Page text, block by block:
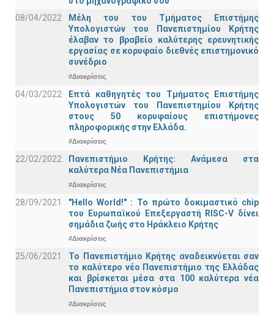
08/04/2022
Μέλη του του Τμήματος Επιστήμης
Υπολογιστών του Πανεπιστημίου Κρήτης
έλαβαν το βραβείο καλύτερης ερευνητικής
εργασίας σε κορυφαίο διεθνές επιστημονικό
συνέδριο
#Διακρίσεις
04/03/2022
Επτά καθηγητές του Τμήματος Επιστήμης
Υπολογιστών του Πανεπιστημίου Κρήτης
στους 50 κορυφαίους επιστήμονες
πληροφορικής στην Ελλάδα.
#Διακρίσεις
22/02/2022
Πανεπιστήμιο Κρήτης: Ανάμεσα στα
καλύτερα Νέα Πανεπιστήμια
#Διακρίσεις
28/09/2021
"Hello World!" : Το πρώτο δοκιμαστικό chip
του Ευρωπαϊκού Επεξεργαστή RISC-V δίνει
σημάδια ζωής στο Ηράκλειο Κρήτης
#Διακρίσεις
25/06/2021
Το Πανεπιστήμιο Κρήτης αναδεικνύεται σαν
το καλύτερο νέο Πανεπιστήμιο της Ελλάδας
και βρίσκεται μέσα στα 100 καλύτερα νέα
Πανεπιστήμια στον κόσμο
#Διακρίσεις